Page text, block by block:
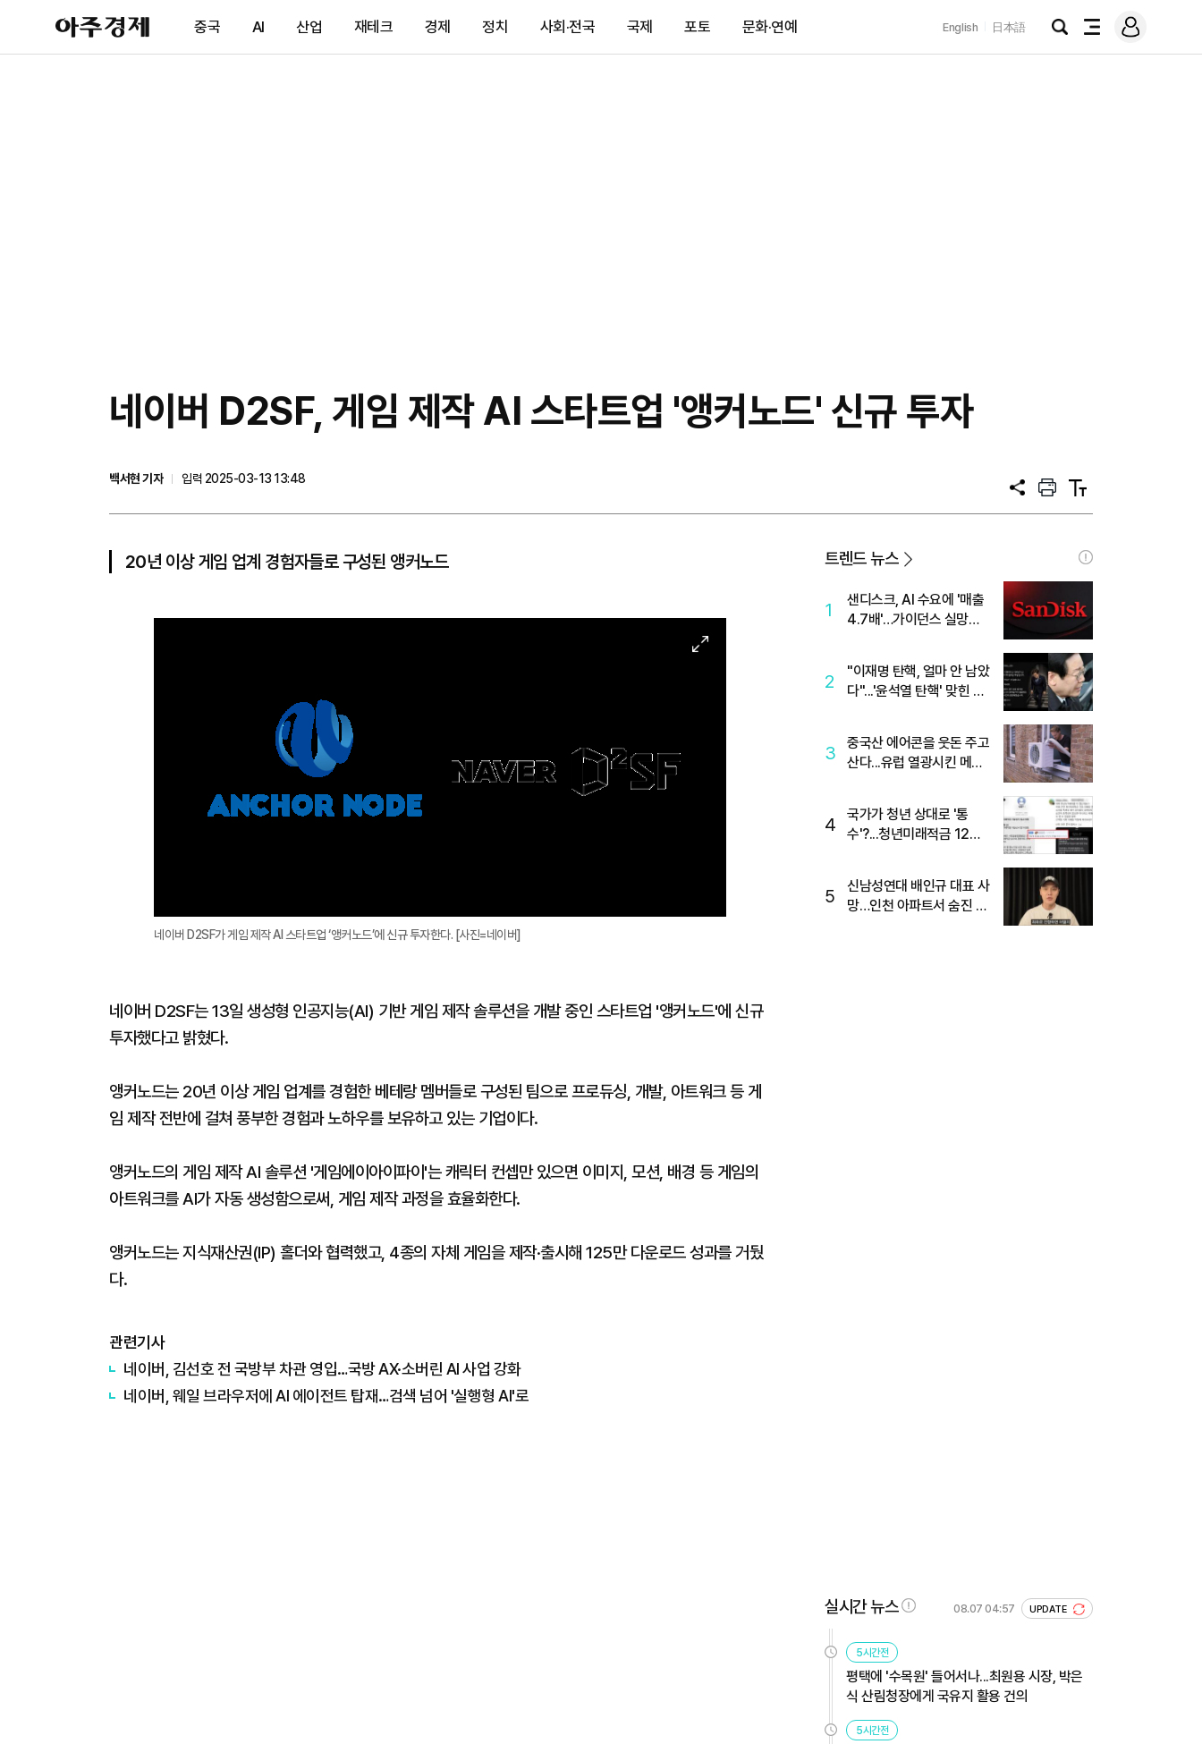
아
주
제
중국 AI 산업 재테크 경제 정치 사회·전국 국제 포토 문화·연예 English 日本語
검
전
메
그
네이버 D2SF, 게임 제작 AI 스타트업 '앵커노드' 신규 투자
백서현 기자
입력 2025-03-13 13:48
공
프
트
텍
트
20년 이상 게임 업계 경험자들로 구성된 앵커노드
네이버 D2SF가 게임 제작 AI 스타트업 ‘앵커노드’에 신규 투자한다. [사진=네이버]
네이버 D2SF는 13일 생성형 인공지능(AI) 기반 게임 제작 솔루션을 개발 중인 스타트업 '앵커노드'에 신규
투자했다고 밝혔다.
앵커노드는 20년 이상 게임 업계를 경험한 베테랑 멤버들로 구성된 팀으로 프로듀싱, 개발, 아트워크 등 게
임 제작 전반에 걸쳐 풍부한 경험과 노하우를 보유하고 있는 기업이다.
앵커노드의 게임 제작 AI 솔루션 '게임에이아이파이'는 캐릭터 컨셉만 있으면 이미지, 모션, 배경 등 게임의
아트워크를 AI가 자동 생성함으로써, 게임 제작 과정을 효율화한다.
앵커노드는 지식재산권(IP) 홀더와 협력했고, 4종의 자체 게임을 제작·출시해 125만 다운로드 성과를 거뒀
다.
관련기사
네이버, 김선호 전 국방부 차관 영입…국방 AX·소버린 AI 사업 강화
네이버, 웨일 브라우저에 AI 에이전트 탑재…검색 넘어 '실행형 AI'로
트렌드 뉴스
1
샌디스크, AI 수요에 '매출
4.7배'…가이던스 실망에
2
"이재명 탄핵, 얼마 안 남았
다"...'윤석열 탄핵' 맞힌 무
3
중국산 에어콘을 웃돈 주고
산다...유럽 열광시킨 메이
4
국가가 청년 상대로 '통
수'?...청년미래적금 12%
5
신남성연대 배인규 대표 사
망…인천 아파트서 숨진 채
실시간 뉴스 08.07 04:57 UPDATE
5시간전
평택에 '수목원' 들어서나...최원용 시장, 박은
식 산림청장에게 국유지 활용 건의
5시간전